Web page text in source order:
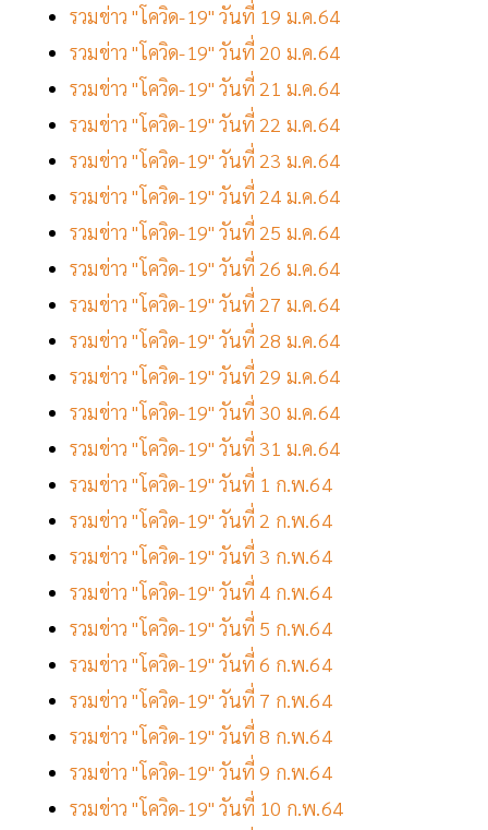
รวมข่าว "โควิด-19" วันที่ 19 ม.ค.64
รวมข่าว "โควิด-19" วันที่ 20 ม.ค.64
รวมข่าว "โควิด-19" วันที่ 21 ม.ค.64
รวมข่าว "โควิด-19" วันที่ 22 ม.ค.64
รวมข่าว "โควิด-19" วันที่ 23 ม.ค.64
รวมข่าว "โควิด-19" วันที่ 24 ม.ค.64
รวมข่าว "โควิด-19" วันที่ 25 ม.ค.64
รวมข่าว "โควิด-19" วันที่ 26 ม.ค.64
รวมข่าว "โควิด-19" วันที่ 27 ม.ค.64
รวมข่าว "โควิด-19" วันที่ 28 ม.ค.64
รวมข่าว "โควิด-19" วันที่ 29 ม.ค.64
รวมข่าว "โควิด-19" วันที่ 30 ม.ค.64
รวมข่าว "โควิด-19" วันที่ 31 ม.ค.64
รวมข่าว "โควิด-19" วันที่ 1 ก.พ.64
รวมข่าว "โควิด-19" วันที่ 2 ก.พ.64
รวมข่าว "โควิด-19" วันที่ 3 ก.พ.64
รวมข่าว "โควิด-19" วันที่ 4 ก.พ.64
รวมข่าว "โควิด-19" วันที่ 5 ก.พ.64
รวมข่าว "โควิด-19" วันที่ 6 ก.พ.64
รวมข่าว "โควิด-19" วันที่ 7 ก.พ.64
รวมข่าว "โควิด-19" วันที่ 8 ก.พ.64
รวมข่าว "โควิด-19" วันที่ 9 ก.พ.64
รวมข่าว "โควิด-19" วันที่ 10 ก.พ.64